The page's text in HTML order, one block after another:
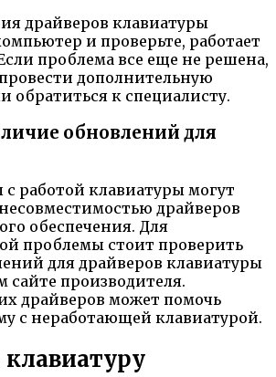
драйверов клавиатуры
и проверьте, работает
проблема все еще не решена,
дополнительную
обратиться к специалисту.
обновлений для
работой клавиатуры могут
драйверов
обеспечения. Для
проблемы стоит проверить
для драйверов клавиатуры
производителя.
драйверов может помочь
с неработающей клавиатурой.